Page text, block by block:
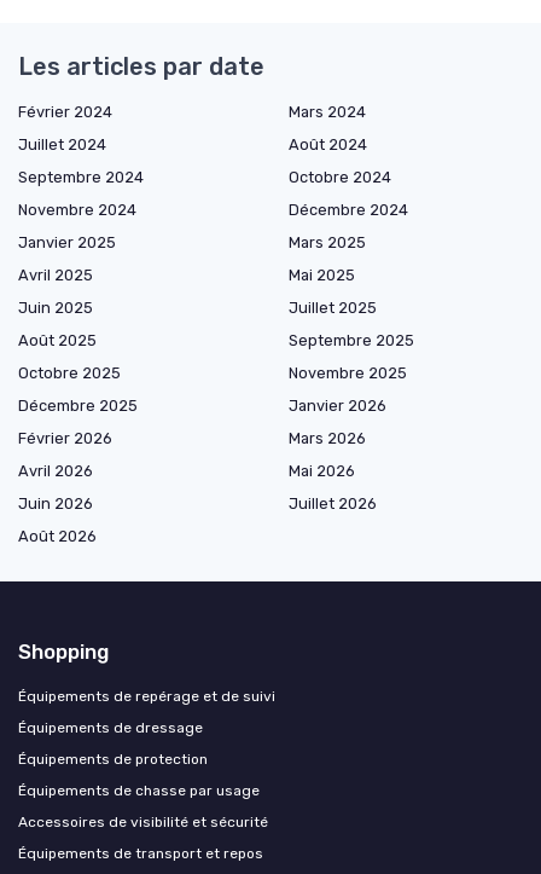
Les articles par date
Février 2024
Mars 2024
Juillet 2024
Août 2024
Septembre 2024
Octobre 2024
Novembre 2024
Décembre 2024
Janvier 2025
Mars 2025
Avril 2025
Mai 2025
Juin 2025
Juillet 2025
Août 2025
Septembre 2025
Octobre 2025
Novembre 2025
Décembre 2025
Janvier 2026
Février 2026
Mars 2026
Avril 2026
Mai 2026
Juin 2026
Juillet 2026
Août 2026
Shopping
Équipements de repérage et de suivi
Équipements de dressage
Équipements de protection
Équipements de chasse par usage
Accessoires de visibilité et sécurité
Équipements de transport et repos